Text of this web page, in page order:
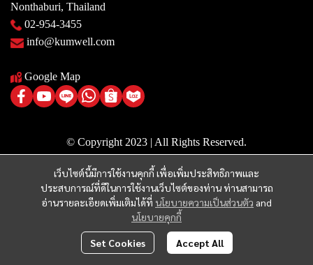
เว็บไซต์นี้มีการใช้งานคุกกี้ เพื่อเพิ่มประสิทธิภาพและ
ประสบการณ์ที่ดีในการใช้งานเว็บไซต์ของท่าน ท่านสามารถ
อ่านรายละเอียดเพิ่มเติมได้ที่ นโยบายความเป็นส่วนตัว and
นโยบายคุกกี้
Set Cookies Accept All
Nonthaburi, Thailand
02-954-3455
info@kumwell.com
Google Map
© Copyright 2023 | All Rights Reserved.